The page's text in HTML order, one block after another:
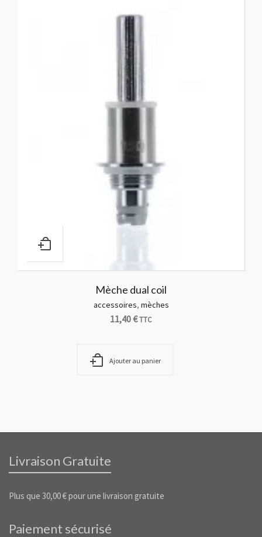
Mèche dual coil
accessoires, mèches
11,40€TTC
Ajouter au panier
Livraison Gratuite
Plus que 30,00€pour une livraison gratuite
Paiement sécurisé